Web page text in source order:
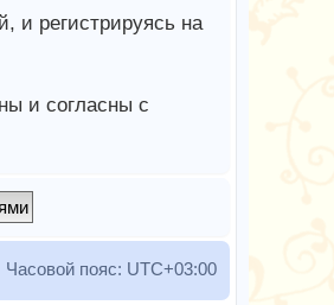
и регистрируясь на
и согласны с
Часовой пояс: UTC+03:00